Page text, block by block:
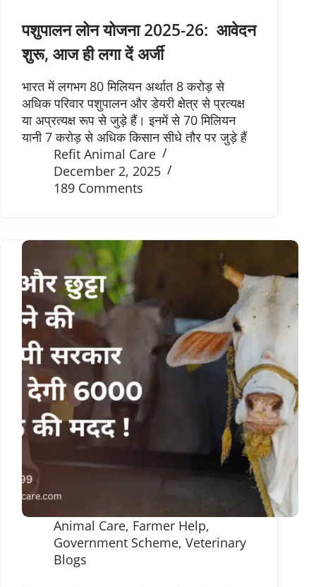
पशुपालन लोन योजना 2025-26: आवेदन
शुरू, आज ही लगा दें अर्जी
भारत में लगभग 80 मिलियन अर्थात 8 करोड़ से
अधिक परिवार पशुपालन और डेयरी क्षेत्र से प्रत्यक्ष
या अप्रत्यक्ष रूप से जुड़े हैं। इनमें से 70 मिलियन
यानी 7 करोड़ से अधिक किसान सीधे तौर पर जुड़े हैं
Refit Animal Care
December 2, 2025
189 Comments
Animal Care, Farmer Help,
Government Scheme, Veterinary
Blogs